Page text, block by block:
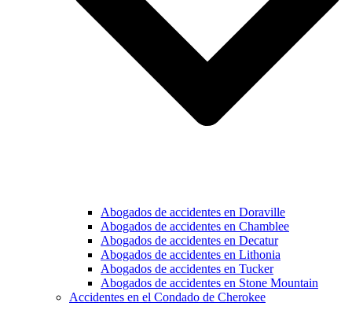
Abogados de accidentes en Doraville
Abogados de accidentes en Chamblee
Abogados de accidentes en Decatur
Abogados de accidentes en Lithonia
Abogados de accidentes en Tucker
Abogados de accidentes en Stone Mountain
Accidentes en el Condado de Cherokee